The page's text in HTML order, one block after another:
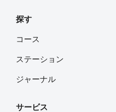
探す
コース
ステーション
ジャーナル
サービス